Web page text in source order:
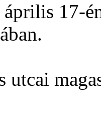
17-
utcai